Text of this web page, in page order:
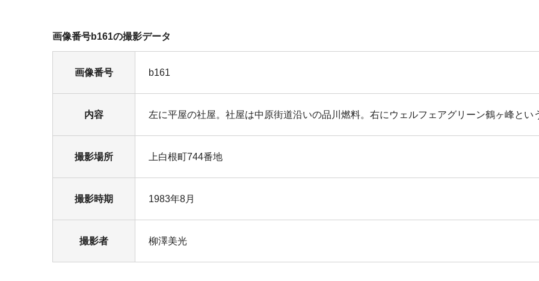
画像番号b161の撮影データ
画像番号 b161
内容 左に平屋の社屋。社屋は中原街道沿いの品川燃料。右にウェルフェアグリーン鶴ヶ峰とい
撮影場所 上白根町744番地
撮影時期 1983年8月
撮影者 柳澤美光